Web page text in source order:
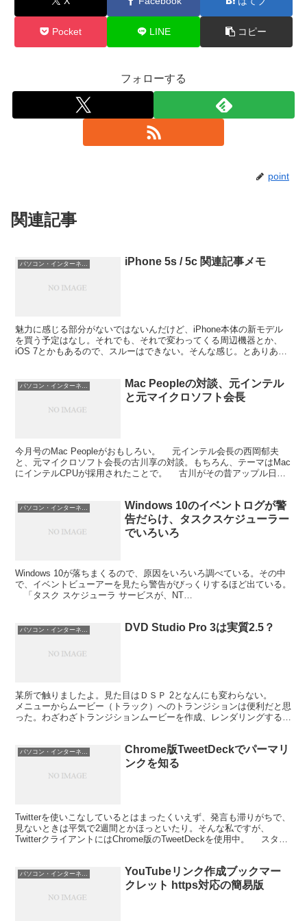
Pocket LINE コピー
フォローする
point
関連記事
パソコン・インターネット iPhone 5s / 5c 関連記事メモ
魅力に感じる部分がないではないんだけど、iPhone本体の新モデル
を買う予定はなし。それでも、それで変わってくる周辺機器とか、
iOS 7とかもあるので、スルーはできない。そんな感じ。とありあえ
パソコン・インターネット
Mac Peopleの対談、元インテル
と元マイクロソフト会長
今月号のMac Peopleがおもしろい。 元インテル会長の西岡郁夫
と、元マイクロソフト会長の古川享の対談。もちろん、テーマはMac
にインテルCPUが採用されたことで。 古川がその昔アップル日本
パソコン・インターネット
Windows 10のイベントログが警
告だらけ、タスクスケジューラー
でいろいろ
Windows 10が落ちまくるので、原因をいろいろ調べている。その中
で、イベントビューアーを見たら警告がびっくりするほど出ている。
「タスク スケジューラ サービスが、NT
DVD Studio Pro 3は実質2.5？
某所で触りましたよ。見た目はＤＳＰ 2となんにも変わらない。
メニューからムービー（トラック）へのトランジションは便利だと思
った。わざわざトランジションムービーを作成、レンダリングする必
Chrome版TweetDeckでパーマリ
ンクを知る
Twitterを使いこなしているとはまったくいえず、発言も滞りがちで、
見ないときは平気で2週間とかほっといたり。そんな私ですが、
TwitterクライアントにはChrome版のTweetDeckを使用中。 スタン
YouTubeリンク作成ブックマー
クレット https対応の簡易版